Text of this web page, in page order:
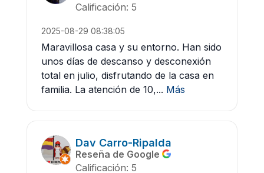
Calificación: 5
2025-08-29 08:38:05
Maravillosa casa y su entorno. Han sido
unos días de descanso y desconexión
total en julio, disfrutando de la casa en
familia. La atención de 10,... Más
Dav Carro-Ripalda
Reseña de Google
Calificación: 5